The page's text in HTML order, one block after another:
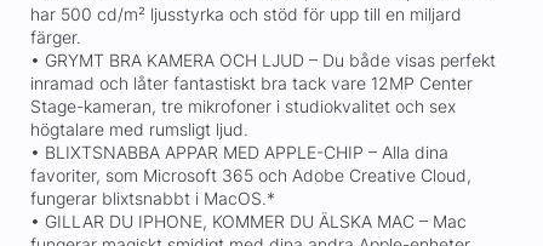
har 500 cd/m² ljusstyrka och stöd för upp till en miljard
färger.
• GRYMT BRA KAMERA OCH LJUD – Du både visas perfekt
inramad och låter fantastiskt bra tack vare 12MP Center
Stage-kameran, tre mikrofoner i studiokvalitet och sex
högtalare med rumsligt ljud.
• BLIXTSNABBA APPAR MED APPLE-CHIP – Alla dina
favoriter, som Microsoft 365 och Adobe Creative Cloud,
fungerar blixtsnabbt i MacOS.*
• GILLAR DU IPHONE, KOMMER DU ÄLSKA MAC – Mac